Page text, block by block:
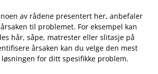
av‌ rådene presentert her, anbefaler
til problemet. For eksempel ‍kan
hår, såpe, matrester eller slitasje på
årsaken ⁤kan du velge den mest
løsningen for ditt ​spesifikke problem.